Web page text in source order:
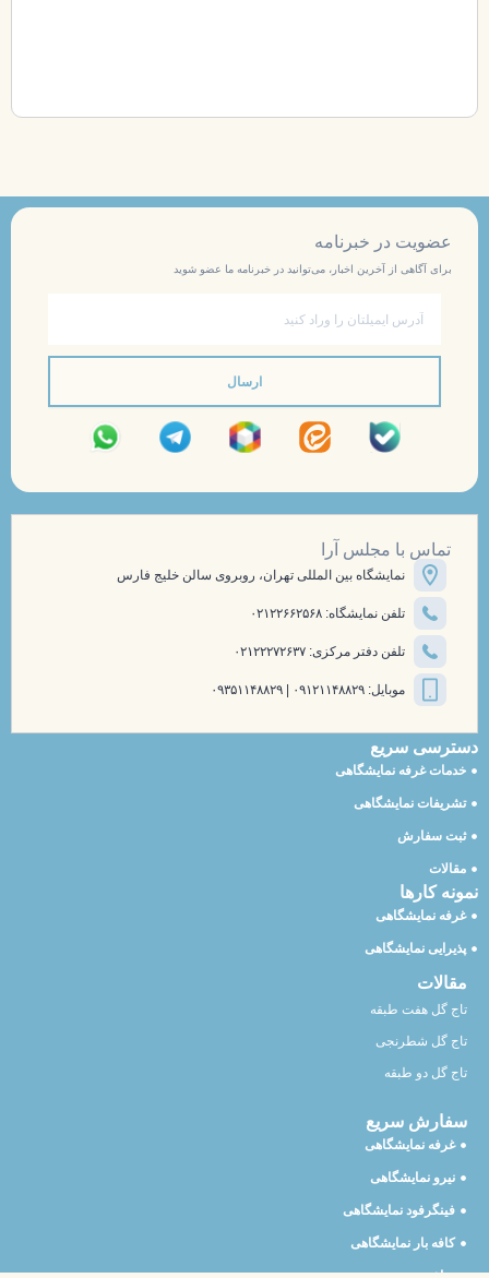
عضویت در خبرنامه
برای آگاهی از آخرین اخبار، می‌توانید در خبرنامه ما عضو شوید
ارسال
تماس با مجلس آرا
نمایشگاه بین المللی تهران، روبروی سالن خلیج فارس
تلفن نمایشگاه: ۰۲۱۲۲۶۶۲۵۶۸
تلفن دفتر مرکزی: ۰۲۱۲۲۲۷۲۶۳۷
موبایل: ۰۹۱۲۱۱۴۸۸۲۹ | ۰۹۳۵۱۱۴۸۸۲۹
دسترسی سریع
خدمات غرفه نمایشگاهی
تشریفات نمایشگاهی
ثبت سفارش
مقالات
نمونه کارها
غرفه نمایشگاهی
پذیرایی نمایشگاهی
مقالات
تاج گل هفت طبقه
تاج گل شطرنجی
تاج گل دو طبقه
سفارش سریع
غرفه نمایشگاهی
نیرو نمایشگاهی
فینگرفود نمایشگاهی
کافه بار نمایشگاهی